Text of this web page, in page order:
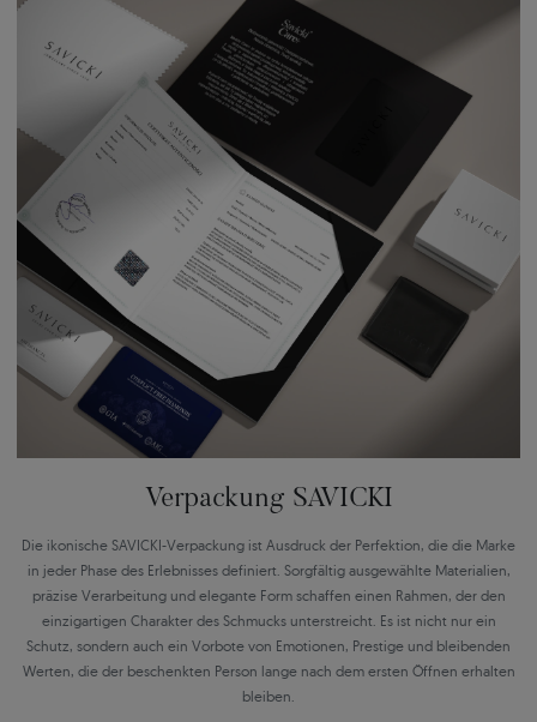
Verpackung SAVICKI
Die ikonische SAVICKI-Verpackung ist Ausdruck der Perfektion, die die Marke
in jeder Phase des Erlebnisses definiert. Sorgfältig ausgewählte Materialien,
präzise Verarbeitung und elegante Form schaffen einen Rahmen, der den
einzigartigen Charakter des Schmucks unterstreicht. Es ist nicht nur ein
Schutz, sondern auch ein Vorbote von Emotionen, Prestige und bleibenden
Werten, die der beschenkten Person lange nach dem ersten Öffnen erhalten
bleiben.